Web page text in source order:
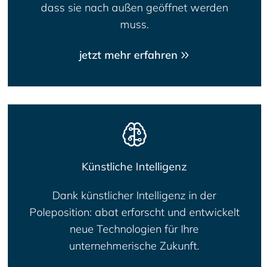
dass sie nach außen geöffnet werden
muss.
jetzt mehr erfahren
Künstliche Intelligenz
Dank künstlicher Intelligenz in der
Poleposition: abat erforscht und entwickelt
neue Technologien für Ihre
unternehmerische Zukunft.